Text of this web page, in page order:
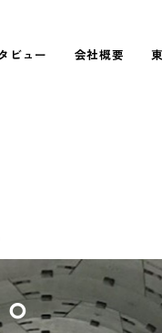
ビュー 会社概要
。